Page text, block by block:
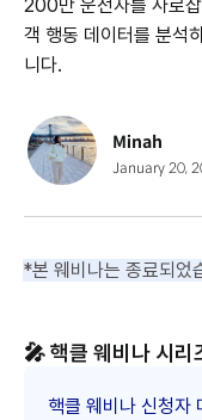
200만 운전자를 사로
객 행동 데이터를 분석
니다.
Minah
January 20,
*본 웨비나는 종료되었
🎤 핵클 웨비나 시리
핵클 웨비나 신청자